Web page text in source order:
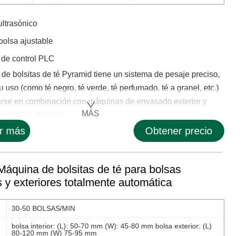
ajustable
control PLC
de bolsitas de té Pyramid tiene un sistema de pesaje preciso,
uso (como té negro, té verde, té perfumado, té a granel, etc.)
en combinación con máquinas de envasado exterior y
MÁS
más Obtener precio
de bolsitas de té para bolsas
y exteriores totalmente automática
30-50 BOLSAS/MIN
bolsa interior: (L): 50-70 mm (W): 45-80 mm bolsa exterior: (L)
80-120 mm (W) 75-95 mm